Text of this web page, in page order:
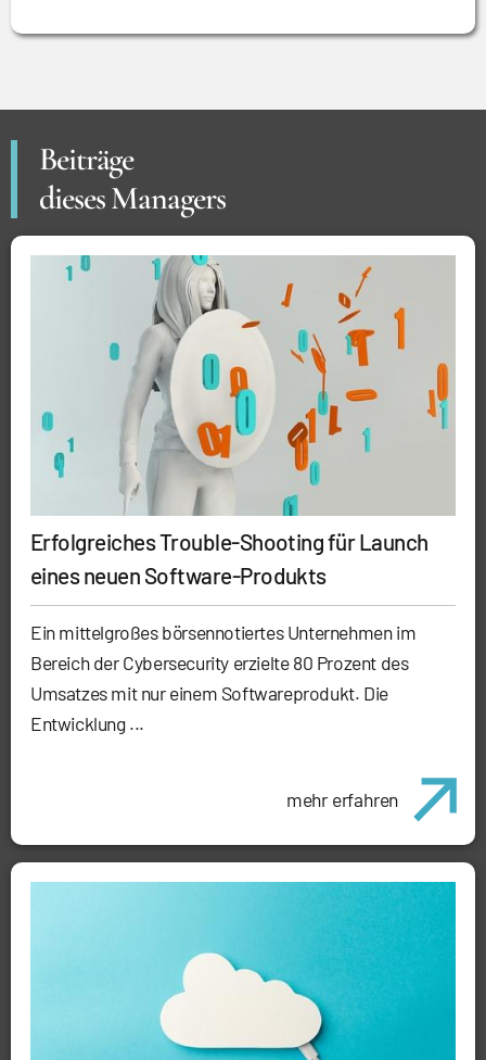
Beiträge
dieses Managers
Erfolgreiches Trouble-Shooting für Launch
eines neuen Software-Produkts
Ein mittelgroßes börsennotiertes Unternehmen im
Bereich der Cybersecurity erzielte 80 Prozent des
Umsatzes mit nur einem Softwareprodukt. Die
Entwicklung ...
mehr erfahren